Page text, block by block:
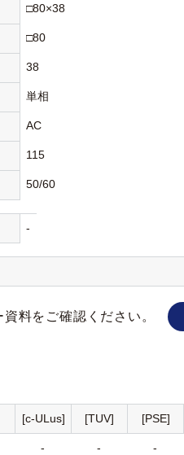
□80×38
□80
38
単相
AC
115
50/60
-
料をご確認ください。
[c-ULus] [TUV] [PSE]
- - -